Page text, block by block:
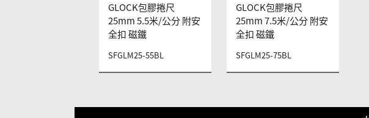
GLOCK包膠捲尺
25mm 5.5米/公分 附安
全扣 磁鐵
SFGLM25-55BL
GLOCK包膠捲尺
25mm 7.5米/公分 附安
全扣 磁鐵
SFGLM25-75BL